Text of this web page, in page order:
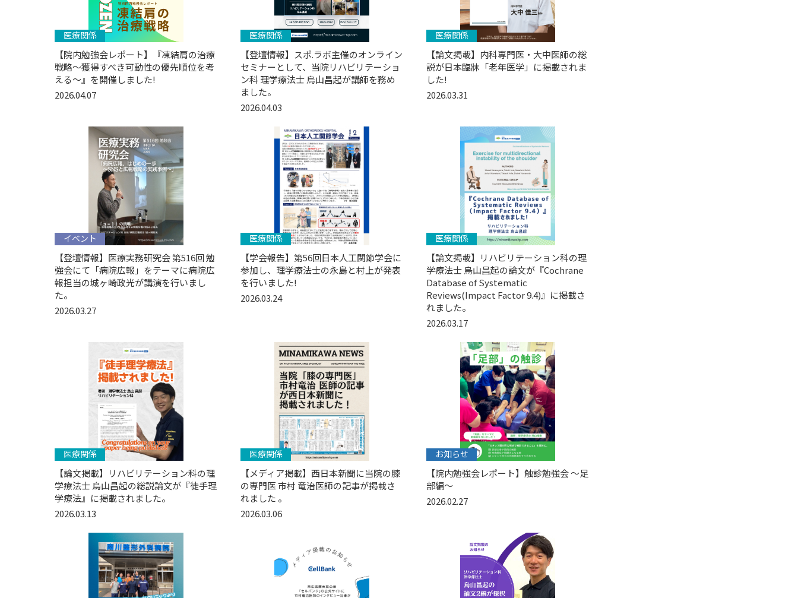
医療関係
【院内勉強会レポート】『凍結肩の治療
戦略〜獲得すべき可動性の優先順位を考
える〜』を開催しました!
2026.04.07
医療関係
【登壇情報】スポ.ラボ主催のオンライン
セミナーとして、当院リハビリテーショ
ン科 理学療法士 烏山昌起が講師を務め
ました。
2026.04.03
医療関係
【論文掲載】内科専門医・大中医師の総
説が日本臨牀「老年医学」に掲載されま
した!
2026.03.31
イベント
【登壇情報】医療実務研究会 第516回 勉
強会にて「病院広報」をテーマに病院広
報担当の城ヶ崎政光が講演を行いまし
た。
2026.03.27
医療関係
【学会報告】第56回日本人工関節学会に
参加し、理学療法士の永島と村上が発表
を行いました!
2026.03.24
医療関係
【論文掲載】リハビリテーション科の理
学療法士 烏山昌起の論文が『Cochrane
Database of Systematic
Reviews(Impact Factor 9.4)』に掲載さ
れました。
2026.03.17
医療関係
【論文掲載】リハビリテーション科の理
学療法士 烏山昌起の総説論文が『徒手理
学療法』に掲載されました。
2026.03.13
医療関係
【メディア掲載】西日本新聞に当院の膝
の専門医 市村 竜治医師の記事が掲載さ
れました 。
2026.03.06
お知らせ
【院内勉強会レポート】触診勉強会 〜足
部編〜
2026.02.27